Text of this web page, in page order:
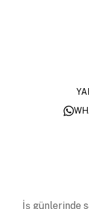
İş günlerinde